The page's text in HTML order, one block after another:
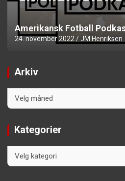
Amerikansk Fotball
24. november 2022 JM Henriksen
Arkiv
Kategorier